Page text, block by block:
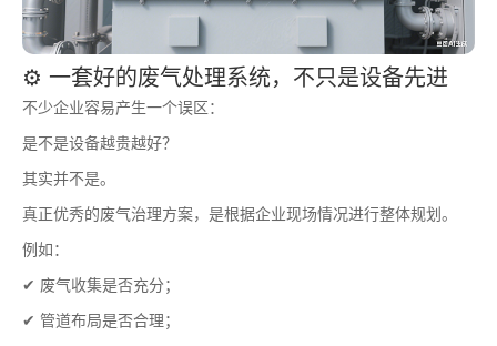
⚙️ 一套好的废气处理系统，不只是设备先进
不少企业容易产生一个误区：
是不是设备越贵越好？
其实并不是。
真正优秀的废气治理方案，是根据企业现场情况进行整体规划。
例如：
✔ 废气收集是否充分；
✔ 管道布局是否合理；